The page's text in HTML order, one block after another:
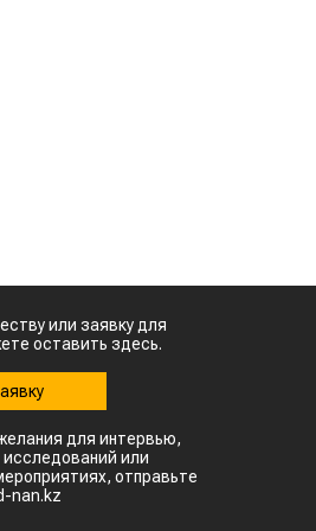
или заявку для
оставить здесь.
для интервью,
или
отправьте
nan.kz